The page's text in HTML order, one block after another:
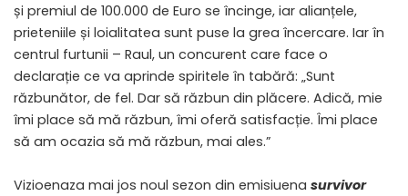
și premiul de 100.000 de Euro se încinge, iar alianțele,
prieteniile și loialitatea sunt puse la grea încercare. Iar în
centrul furtunii – Raul, un concurent care face o
declarație ce va aprinde spiritele în tabără: „Sunt
răzbunător, de fel. Dar să răzbun din plăcere. Adică, mie
îmi place să mă răzbun, îmi oferă satisfacție. Îmi place
să am ocazia să mă răzbun, mai ales.”
Vizioenaza mai jos noul sezon din emisiuena survivor